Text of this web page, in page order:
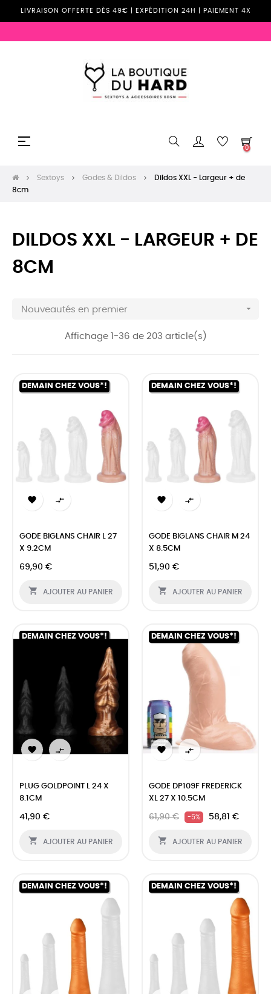
LIVRAISON OFFERTE DÈS 49€ | EXPÉDITION 24H | PAIEMENT 4X
Basculer
☰
0
Sextoys Godes & Dildos
Dildos XXL - Largeur + de
8cm
DILDOS XXL - LARGEUR + DE
8CM
Nouveautés en premier 
Affichage 1-36 de 203 article(s)
DEMAIN CHEZ VOUS*!
 
GODE BIGLANS CHAIR L 27
X 9.2CM
69,90 €
 AJOUTER AU PANIER
DEMAIN CHEZ VOUS*!
 
GODE BIGLANS CHAIR M 24
X 8.5CM
51,90 €
 AJOUTER AU PANIER
DEMAIN CHEZ VOUS*!
 
PLUG GOLDPOINT L 24 X
8.1CM
41,90 €
 AJOUTER AU PANIER
DEMAIN CHEZ VOUS*!
 
GODE DP109F FREDERICK
XL 27 X 10.5CM
61,90 € -5% 58,81 €
 AJOUTER AU PANIER
DEMAIN CHEZ VOUS*! DEMAIN CHEZ VOUS*!